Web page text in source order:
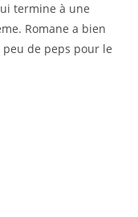
termine à une
Romane a bien
de peps pour le